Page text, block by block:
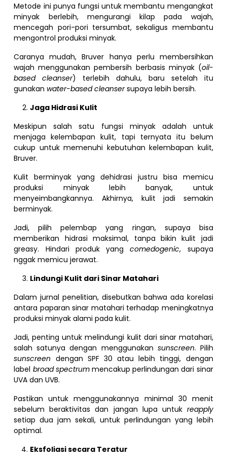
Metode ini punya fungsi untuk membantu mengangkat
minyak berlebih, mengurangi kilap pada wajah,
mencegah pori-pori tersumbat, sekaligus membantu
mengontrol produksi minyak.
Caranya mudah, Bruver hanya perlu membersihkan
wajah menggunakan pembersih berbasis minyak (oil-
based cleanser) terlebih dahulu, baru setelah itu
gunakan water-based cleansersupaya lebih bersih.
Jaga Hidrasi Kulit
Meskipun salah satu fungsi minyak adalah untuk
menjaga kelembapan kulit, tapi ternyata itu belum
cukup untuk memenuhi kebutuhan kelembapan kulit,
Bruver.
Kulit berminyak yang dehidrasi justru bisa memicu
produksi minyak lebih banyak, untuk
menyeimbangkannya. Akhirnya, kulit jadi semakin
berminyak.
Jadi, pilih pelembap yang ringan, supaya bisa
memberikan hidrasi maksimal, tanpa bikin kulit jadi
greasy. Hindari produk yangcomedogenic, supaya
nggak memicu jerawat.
Lindungi Kulit dari Sinar Matahari
Dalam jurnal penelitian, disebutkan bahwa ada korelasi
antara paparan sinar matahari terhadap meningkatnya
produksi minyak alami pada kulit.
Jadi, penting untuk melindungi kulit dari sinar matahari,
salah satunya dengan menggunakan sunscreen. Pilih
sunscreen dengan SPF 30 atau lebih tinggi, dengan
label broad spectrummencakup perlindungan dari sinar
UVA dan UVB.
Pastikan untuk menggunakannya minimal 30 menit
sebelum beraktivitas dan jangan lupa untuk reapply
setiap dua jam sekali, untuk perlindungan yang lebih
optimal.
Eksfoliasi secara Teratur